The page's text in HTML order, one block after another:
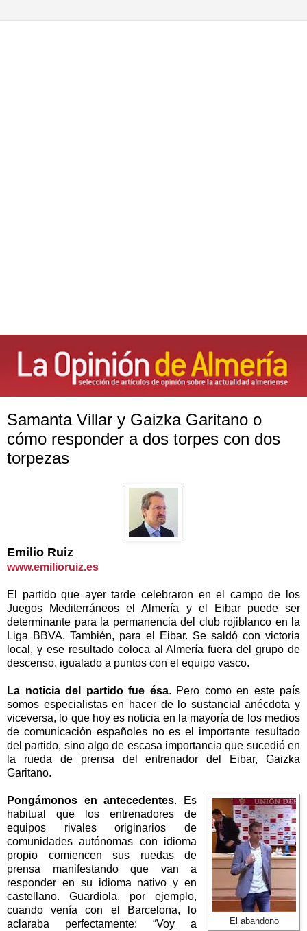
Samanta Villar y Gaizka Garitano o
cómo responder a dos torpes con dos
torpezas
Emilio Ruiz
www.emilioruiz.es
El partido que ayer tarde celebraron en el campo de los
Juegos Mediterráneos el Almería y el Eibar puede ser
determinante para la permanencia del club rojiblanco en la
Liga BBVA. También, para el Eibar. Se saldó con victoria
local, y ese resultado coloca al Almería fuera del grupo de
descenso, igualado a puntos con el equipo vasco.
La noticia del partido fue ésa. Pero como en este país
somos especialistas en hacer de lo sustancial anécdota y
viceversa, lo que hoy es noticia en la mayoría de los medios
de comunicación españoles no es el importante resultado
del partido, sino algo de escasa importancia que sucedió en
la rueda de prensa del entrenador del Eibar, Gaizka
Garitano.
El abandono
Pongámonos en antecedentes. Es
habitual que los entrenadores de
equipos rivales originarios de
comunidades autónomas con idioma
propio comiencen sus ruedas de
prensa manifestando que van a
responder en su idioma nativo y en
castellano. Guardiola, por ejemplo,
cuando venía con el Barcelona, lo
aclaraba perfectamente: “Voy a